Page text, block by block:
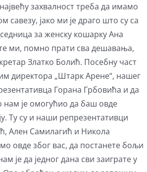
захвалност треба да имамо
јако ми је драго што су са
за женску кошарку Ана
ми, помно прати сва дешавања,
Златко Болић. Посебну част
директора „Штарк Арене“, нашег
Горана Грбовића и да
нам је омогућио да баш овде
Ту су и наши репрезентативци
Ален Самилагић и Никола
овде због вас, да постанете бољи
је да једног дана сви заиграте у